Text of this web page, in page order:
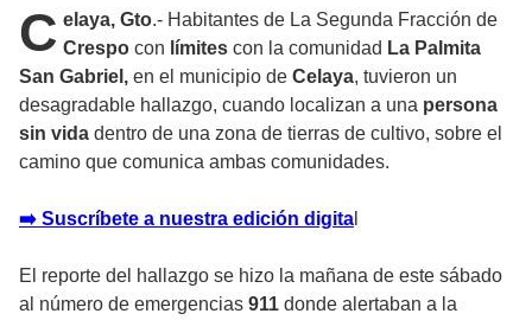
C elaya, Gto.- Habitantes de La Segunda Fracción de
Crespo con límites con la comunidad La Palmita
San Gabriel, en el municipio de Celaya, tuvieron un
desagradable hallazgo, cuando localizan a una persona
sin vida dentro de una zona de tierras de cultivo, sobre el
camino que comunica ambas comunidades.
➡️ Suscríbete a nuestra edición digita
El reporte del hallazgo se hizo la mañana de este sábado
al número de emergencias 911 donde alertaban a la